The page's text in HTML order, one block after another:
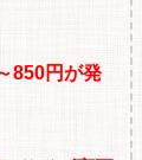
850円が発